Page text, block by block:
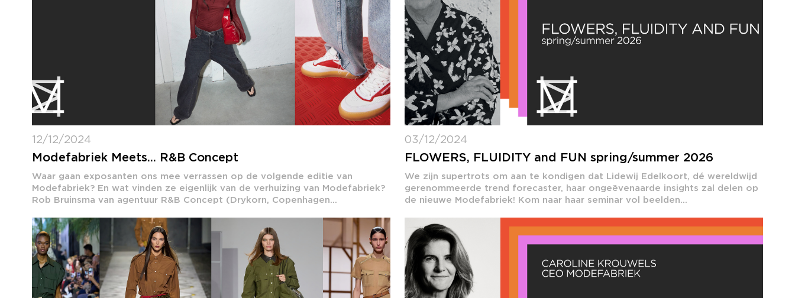
12/12/2024
Modefabriek Meets... R&B Concept
Waar gaan exposanten ons mee verrassen op de volgende editie van
Modefabriek? En wat vinden ze eigenlijk van de verhuizing van Modefabriek?
Rob Bruinsma van agentuur R&B Concept (Drykorn, Copenhagen...
03/12/2024
FLOWERS, FLUIDITY and FUN spring/summer 2026
We zijn supertrots om aan te kondigen dat Lidewij Edelkoort, dé wereldwijd
gerenommeerde trend forecaster, haar ongeëvenaarde insights zal delen op
de nieuwe Modefabriek! Kom naar haar seminar vol beelden...